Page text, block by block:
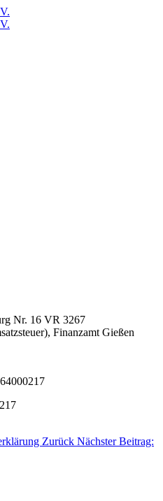
Nr. 16 VR 3267
Finanzamt Gießen
Zurück Nächster Beitrag: